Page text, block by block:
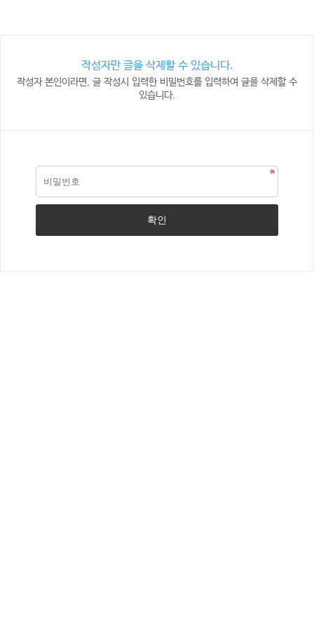
작성자만 글을 삭제할 수 있습니다.
작성자 본인이라면, 글 작성시 입력한 비밀번호를 입력하여 글을 삭제할 수
있습니다.